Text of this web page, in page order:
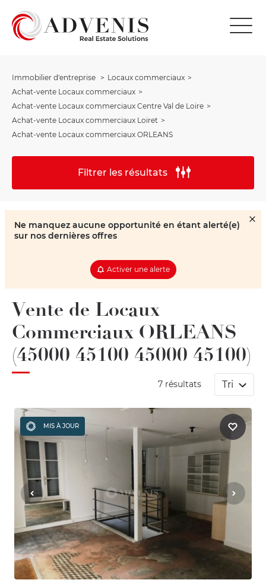
Immobilier d'entreprise
Locaux commerciaux
Achat-vente Locaux commerciaux
Achat-vente Locaux commerciaux Centre Val de Loire
Achat-vente Locaux commerciaux Loiret
Achat-vente Locaux commerciaux ORLEANS
Filtrer les résultats
Ne manquez aucune opportunité en étant alerté(e)
sur nos dernières offres
Activer une alerte
Vente de Locaux
Commerciaux ORLEANS
(45000 45100 45000 45100)
7 résultats Tri
MIS À JOUR